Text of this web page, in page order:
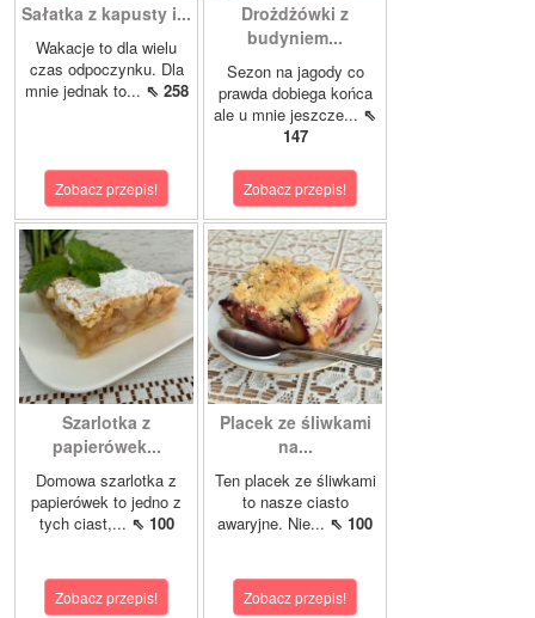
Sałatka z kapusty i...
Wakacje to dla wielu
czas odpoczynku. Dla
mnie jednak to... ⇖ 258
Zobacz przepis!
Drożdżówki z
budyniem...
Sezon na jagody co
prawda dobiega końca
ale u mnie jeszcze... ⇖
147
Zobacz przepis!
Szarlotka z
papierówek...
Domowa szarlotka z
papierówek to jedno z
tych ciast,... ⇖ 100
Zobacz przepis!
Placek ze śliwkami
na...
Ten placek ze śliwkami
to nasze ciasto
awaryjne. Nie... ⇖ 100
Zobacz przepis!